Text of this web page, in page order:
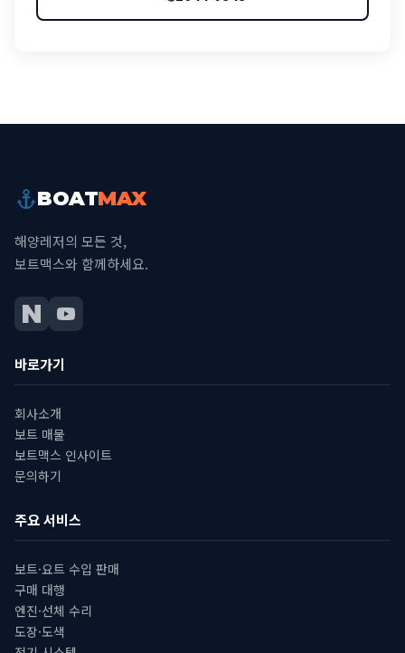
BOATMAX
해양레저의 모든 것,
보트맥스와 함께하세요.
바로가기
회사소개
보트 매물
보트맥스 인사이트
문의하기
주요 서비스
보트·요트 수입 판매
구매 대행
엔진·선체 수리
도장·도색